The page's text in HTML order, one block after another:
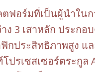
อร์มที่เป็นผู้นำในก
ง 3 เสาหลัก ประก
กประสิทธิภาพสูง แ
รเซสเซอร์ตระกูล